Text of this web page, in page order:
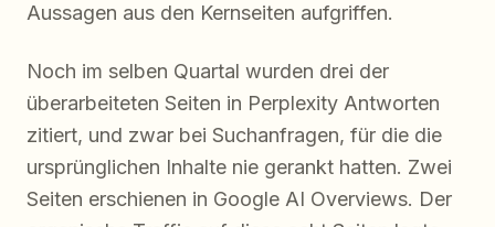
Aussagen aus den Kernseiten aufgriffen.
Noch im selben Quartal wurden drei der
überarbeiteten Seiten in Perplexity Antworten
zitiert, und zwar bei Suchanfragen, für die die
ursprünglichen Inhalte nie gerankt hatten. Zwei
Seiten erschienen in Google AI Overviews. Der